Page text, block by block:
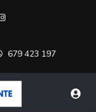
679 423 197